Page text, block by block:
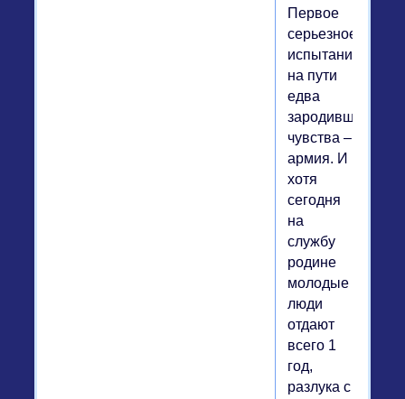
Первое
серьезное
испытание
на пути
едва
зародившегося
чувства –
армия. И
хотя
сегодня
на
службу
родине
молодые
люди
отдают
всего 1
год,
разлука с